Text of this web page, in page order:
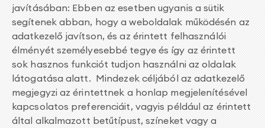
javításában: Ebben az esetben ugyanis a sütik
segítenek abban, hogy a weboldalak működésén az
adatkezelő javítson, és az érintett felhasználói
élményét személyesebbé tegye és így az érintett
sok hasznos funkciót tudjon használni az oldalak
látogatása alatt. Mindezek céljából az adatkezelő
megjegyzi az érintettnek a honlap megjelenítésével
kapcsolatos preferenciáit, vagyis például az érintett
által alkalmazott betűtípust, színeket vagy a